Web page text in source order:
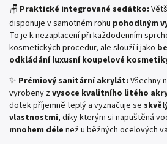
🪑 Praktické integrované sedátko:
disponuje v samotném rohu pohodlným
To je k nezaplacení při každodenním
kosmetických procedur, ale slouží i jako
odkládání luxusní koupelové
✨ Prémiový sanitární akrylát: Všechny
vyrobeny zvysoce kvalitního litého
dotek příjemně teplý a vyznačuje se
vlastnostmi, díky kterým si napuštěná
mnohem déle než u běžných ocelových